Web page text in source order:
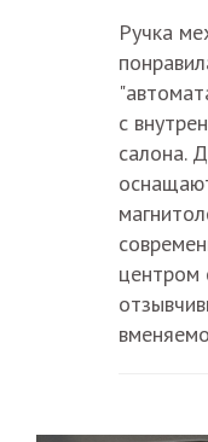
Ручка
с
салона.
центром